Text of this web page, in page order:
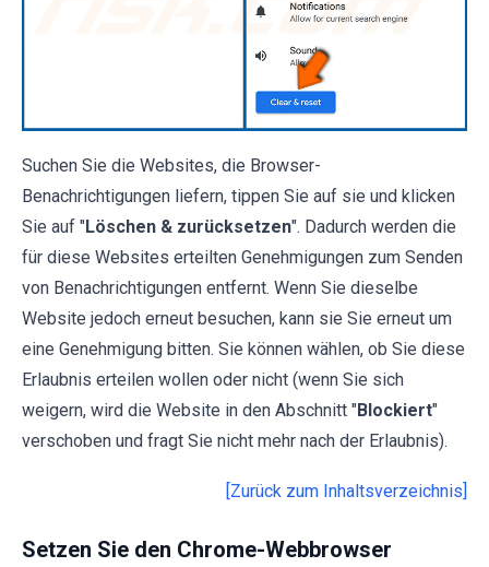
Suchen Sie die Websites, die Browser-
Benachrichtigungen liefern, tippen Sie auf sie und klicken
Sie auf "Löschen & zurücksetzen". Dadurch werden die
für diese Websites erteilten Genehmigungen zum Senden
von Benachrichtigungen entfernt. Wenn Sie dieselbe
Website jedoch erneut besuchen, kann sie Sie erneut um
eine Genehmigung bitten. Sie können wählen, ob Sie diese
Erlaubnis erteilen wollen oder nicht (wenn Sie sich
weigern, wird die Website in den Abschnitt "Blockiert"
verschoben und fragt Sie nicht mehr nach der Erlaubnis).
[Zurück zum Inhaltsverzeichnis]
Setzen Sie den Chrome-Webbrowser